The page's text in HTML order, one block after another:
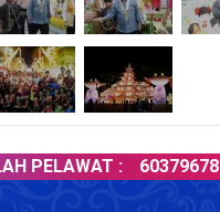
: 60379678